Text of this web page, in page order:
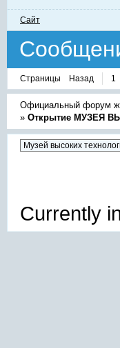
Сайт
Страницы Назад 1
Официальный форум
»Открытие МУЗЕЯ
Currently